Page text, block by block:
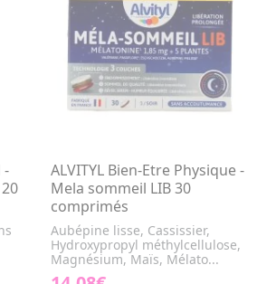
-
ALVITYL Bien-Etre Physique -
Mela sommeil LIB 30
comprimés
Aubépine lisse, Cassissier,
Hydroxypropyl méthylcellulose,
Magnésium, Maïs, Mélato...